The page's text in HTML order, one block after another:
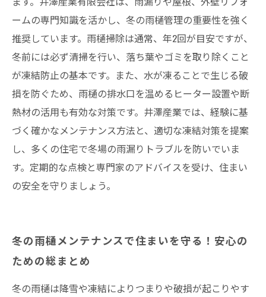
ームの専門知識を活かし、冬の雨樋管理の重要性を強く
推奨しています。雨樋掃除は通常、年2回が目安ですが、
冬前には必ず清掃を行い、落ち葉やゴミを取り除くこと
が凍結防止の基本です。また、水が凍ることで生じる破
損を防ぐため、雨樋の排水口を温めるヒーター設置や断
熱材の活用も有効な対策です。井澤産業では、経験に基
づく確かなメンテナンス方法と、適切な凍結対策を提案
し、多くの住宅で冬場の雨漏りトラブルを防いでいま
す。定期的な点検と専門家のアドバイスを受け、住まい
の安全を守りましょう。
冬の雨樋メンテナンスで住まいを守る！安心の
ための総まとめ
冬の雨樋は降雪や凍結によりつまりや破損が起こりやす